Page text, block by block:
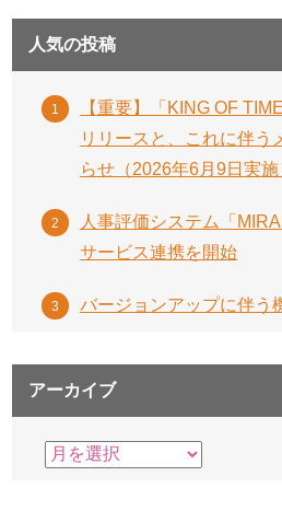
人気の投稿
【重要】「KING OF
リリースと、これに伴う
らせ（2026年6月9日実施
人事評価システム「
サービス連携を開始
バージョンアップに伴う
アーカイブ